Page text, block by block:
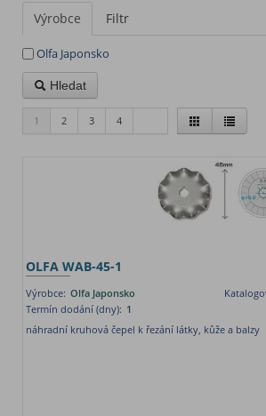
Výrobce Filtr
Olfa Japonsko
Hledat
1 2 3 4
OLFA WAB-45-1
Výrobce: Olfa Japonsko
Termín dodání (dny): 1
náhradní kruhová čepel k řezání látky, kůže a balzy